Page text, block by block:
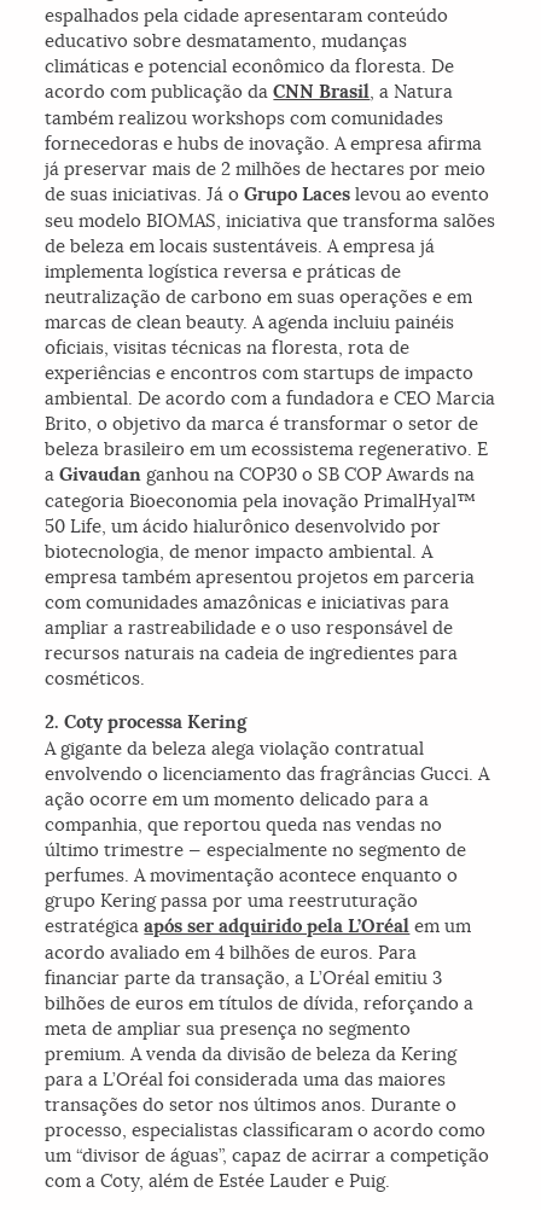
espalhados pela cidade apresentaram conteúdo
educativo sobre desmatamento, mudanças
climáticas e potencial econômico da floresta. De
acordo com publicação daCNN Brasil, a Natura
também realizou workshops com comunidades
fornecedoras e hubs de inovação. A empresa afirma
já preservar mais de 2 milhões de hectares por meio
de suas iniciativas. Já oGrupo Laces levou ao evento
seu modelo BIOMAS, iniciativa que transforma salões
de beleza em locais sustentáveis. A empresa já
implementa logística reversa e práticas de
neutralização de carbono em suas operações e em
marcas de clean beauty. A agenda incluiu painéis
oficiais, visitas técnicas na floresta, rota de
experiências e encontros com startups de impacto
ambiental. De acordo com a fundadora e CEO Marcia
Brito, o objetivo da marca é transformar o setor de
beleza brasileiro em um ecossistema regenerativo. E
aGivaudan ganhou na COP30 o SB COP Awards na
categoria Bioeconomia pela inovação PrimalHyal™
50 Life, um ácido hialurônico desenvolvido por
biotecnologia, de menor impacto ambiental. A
empresa também apresentou projetos em parceria
com comunidades amazônicas e iniciativas para
ampliar a rastreabilidade e o uso responsável de
recursos naturais na cadeia de ingredientes para
cosméticos.
2. Coty processa Kering
A gigante da beleza alega violação contratual
envolvendo o licenciamento das fragrâncias Gucci. A
ação ocorre em um momento delicado para a
companhia, que reportou queda nas vendas no
último trimestre — especialmente no segmento de
perfumes. A movimentação acontece enquanto o
grupo Kering passa por uma reestruturação
estratégicaapós ser adquirido pela L’Oréal em um
acordo avaliado em 4 bilhões de euros. Para
financiar parte da transação, a L’Oréal emitiu 3
bilhões de euros em títulos de dívida, reforçando a
meta de ampliar sua presença no segmento
premium. A venda da divisão de beleza da Kering
para a L’Oréal foi considerada uma das maiores
transações do setor nos últimos anos. Durante o
processo, especialistas classificaram o acordo como
um “divisor de águas”, capaz de acirrar a competição
com a Coty, além de Estée Lauder e Puig.